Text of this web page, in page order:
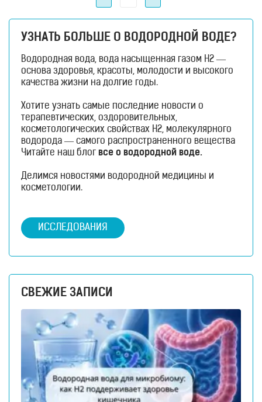
записям
УЗНАТЬ БОЛЬШЕ О ВОДОРОДНОЙ ВОДЕ?
Водородная вода, вода насыщенная газом H2 —
основа здоровья, красоты, молодости и высокого
качества жизни на долгие годы.
Хотите узнать самые последние новости о
терапевтических, оздоровительных,
косметологических свойствах H2, молекулярного
водорода — самого распространенного вещества
во всей Вселенной?
Читайте наш блог все о водородной воде.
Делимся новостями водородной медицины и
косметологии.
ИССЛЕДОВАНИЯ
СВЕЖИЕ ЗАПИСИ